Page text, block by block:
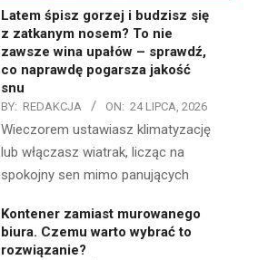
Latem śpisz gorzej i budzisz się
z zatkanym nosem? To nie
zawsze wina upałów – sprawdź,
co naprawdę pogarsza jakość
snu
BY: REDAKCJA ON: 24 LIPCA, 2026
Wieczorem ustawiasz klimatyzację
lub włączasz wiatrak, licząc na
spokojny sen mimo panujących
Kontener zamiast murowanego
biura. Czemu warto wybrać to
rozwiązanie?